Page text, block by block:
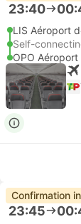
23:40
LIS Aéroport
Self-
OPO Aéroport
Confirmation
23:45